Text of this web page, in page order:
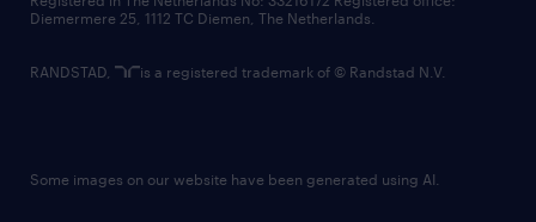
Diemermere 25, 1112 TC Diemen, The Netherlands.
RANDSTAD, is a registered trademark of © Randstad N.V.
Some images on our website have been generated using AI.